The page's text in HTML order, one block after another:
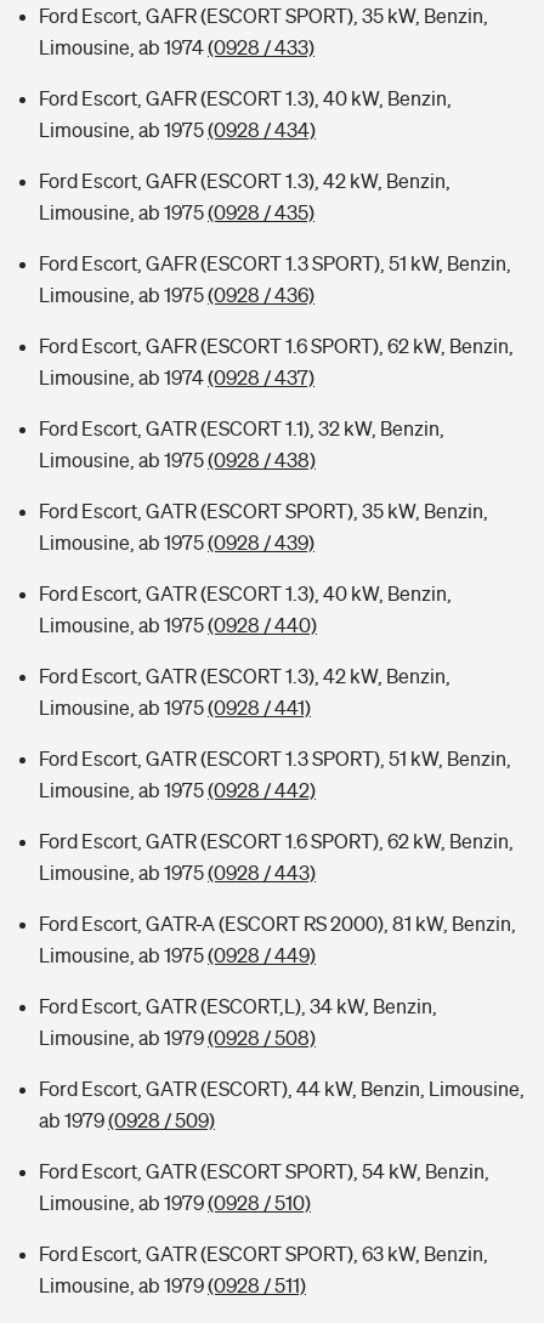
Ford Escort, GAFR (ESCORT SPORT), 35 kW, Benzin,
Limousine, ab 1974(0928 / 433)
Ford Escort, GAFR (ESCORT 1.3), 40 kW, Benzin,
Limousine, ab 1975(0928 / 434)
Ford Escort, GAFR (ESCORT 1.3), 42 kW, Benzin,
Limousine, ab 1975(0928 / 435)
Ford Escort, GAFR (ESCORT 1.3 SPORT), 51 kW, Benzin,
Limousine, ab 1975(0928 / 436)
Ford Escort, GAFR (ESCORT 1.6 SPORT), 62 kW, Benzin,
Limousine, ab 1974(0928 / 437)
Ford Escort, GATR (ESCORT 1.1), 32 kW, Benzin,
Limousine, ab 1975(0928 / 438)
Ford Escort, GATR (ESCORT SPORT), 35 kW, Benzin,
Limousine, ab 1975(0928 / 439)
Ford Escort, GATR (ESCORT 1.3), 40 kW, Benzin,
Limousine, ab 1975(0928 / 440)
Ford Escort, GATR (ESCORT 1.3), 42 kW, Benzin,
Limousine, ab 1975(0928 / 441)
Ford Escort, GATR (ESCORT 1.3 SPORT), 51 kW, Benzin,
Limousine, ab 1975(0928 / 442)
Ford Escort, GATR (ESCORT 1.6 SPORT), 62 kW, Benzin,
Limousine, ab 1975(0928 / 443)
Ford Escort, GATR-A (ESCORT RS 2000), 81 kW, Benzin,
Limousine, ab 1975(0928 / 449)
Ford Escort, GATR (ESCORT,L), 34 kW, Benzin,
Limousine, ab 1979(0928 / 508)
Ford Escort, GATR (ESCORT), 44 kW, Benzin, Limousine,
ab 1979(0928 / 509)
Ford Escort, GATR (ESCORT SPORT), 54 kW, Benzin,
Limousine, ab 1979(0928 / 510)
Ford Escort, GATR (ESCORT SPORT), 63 kW, Benzin,
Limousine, ab 1979(0928 / 511)